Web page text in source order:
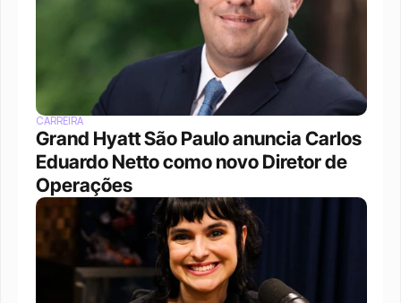
CARREIRA
Grand Hyatt São Paulo anuncia Carlos
Eduardo Netto como novo Diretor de
Operações